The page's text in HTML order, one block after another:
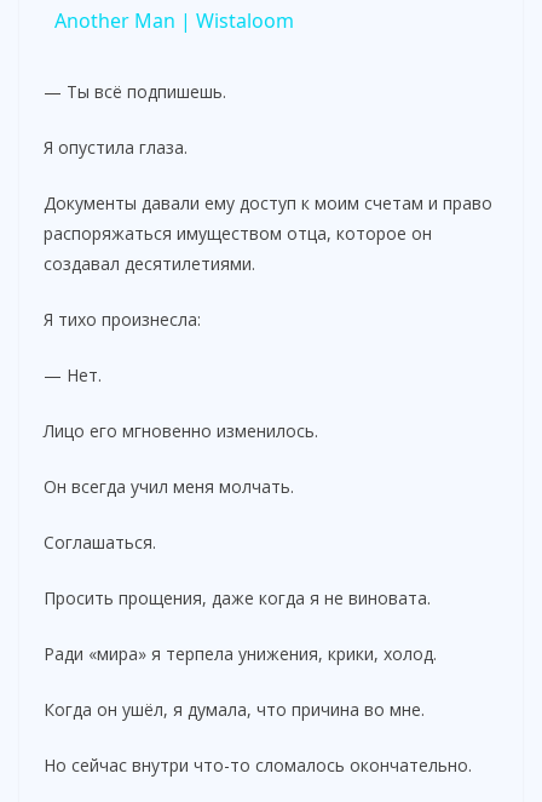
a
i
Another Man | Wistaloom
— Ты всё подпишешь.
Я опустила глаза.
Документы давали ему доступ к моим счетам и право
распоряжаться имуществом отца, которое он
создавал десятилетиями.
Я тихо произнесла:
— Нет.
Лицо его мгновенно изменилось.
Он всегда учил меня молчать.
Соглашаться.
Просить прощения, даже когда я не виновата.
Ради «мира» я терпела унижения, крики, холод.
Когда он ушёл, я думала, что причина во мне.
Но сейчас внутри что-то сломалось окончательно.